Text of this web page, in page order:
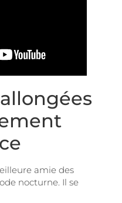
amie des
nocturne. Il se